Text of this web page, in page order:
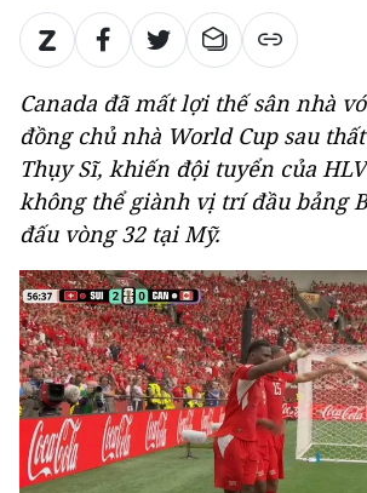
Canada đã mất lợi thế sân nhà
đồng chủ nhà World Cup sau
Thụy Sĩ, khiến đội tuyển của HLV
không thể giành vị trí đầu bảng
đấu vòng 32 tại Mỹ.